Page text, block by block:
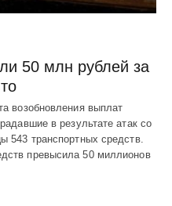
50 млн рублей за
возобновления выплат
в результате атак со
543 транспортных средств.
превысила 50 миллионов